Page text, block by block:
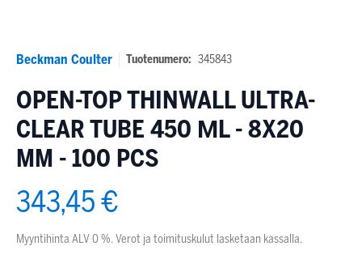
Beckman Coulter Tuotenumero: 345843
OPEN-TOP THINWALL ULTRA-
CLEAR TUBE 450 ΜL - 8X20
MM - 100 PCS
343,45 €
Myyntihinta ALV 0 %. Verot ja toimituskulut lasketaan kassalla.